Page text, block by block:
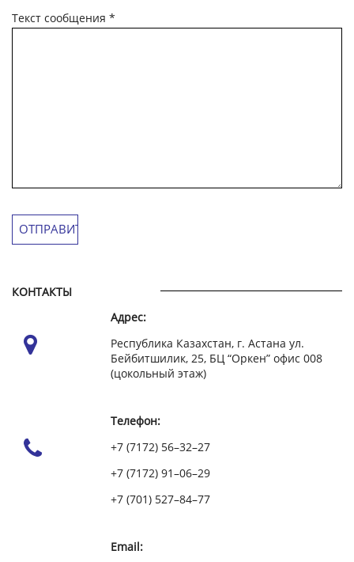
Текст сообщения *
КОНТАКТЫ
Адрес:
Республика Казахстан, г. Астана ул.
Бейбитшилик, 25, БЦ “Оркен” офис 008
(цокольный этаж)
Телефон:
+7 (7172) 56–32–27
+7 (7172) 91–06–29
+7 (701) 527–84–77
Email: